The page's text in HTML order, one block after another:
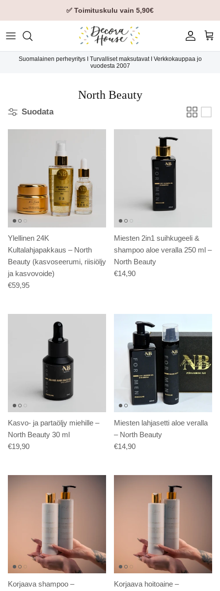
✅ Toimituskulu vain 5,90€
Tili
Suomalainen perheyritys I Turvalliset maksutavat I Verkkokauppaa jo
vuodesta 2007
North Beauty
Suodata
Ylellinen 24K
Kultalahjapakkaus – North
Beauty (kasvoseerumi, riisiöljy
ja kasvovoide)
€59,95
Miesten 2in1 suihkugeeli &
shampoo aloe veralla 250 ml –
North Beauty
€14,90
Kasvo- ja partaöljy miehille –
North Beauty 30 ml
€19,90
Miesten lahjasetti aloe veralla
– North Beauty
€14,90
Korjaava shampoo –
Korjaava hoitoaine –